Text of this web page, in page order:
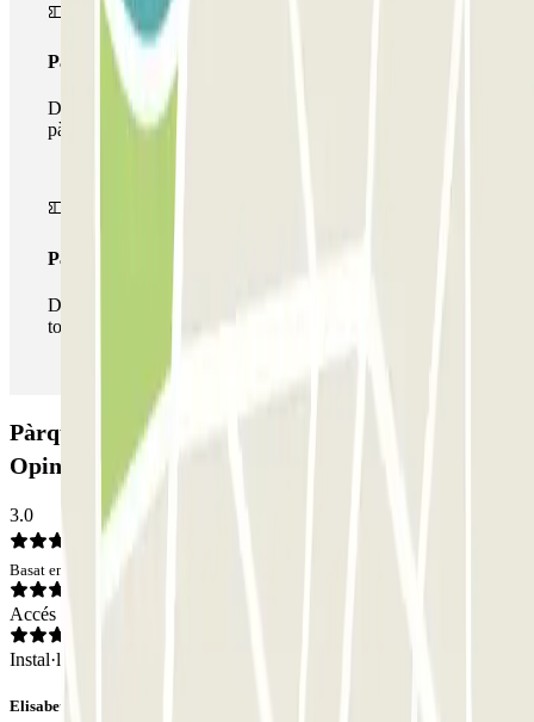
Passi multipàrquing
Durant la teva estada podràs fer ús de tota la xarxa de
pàrquings d'aquest operador disponibles a Parclick.
Passi il·limitat
Durant la teva estada podràs entrar i sortir del pàrquing
totes les vegades que vulguis.
Pàrquing Tarraco Arena - Prat de la Riba:
Opinions
3.0
Basat en 1 opinions
Accés
Instal·lacions
Elisabet